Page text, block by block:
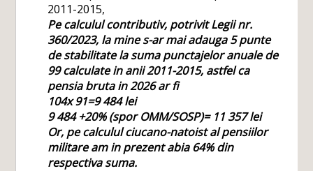
2011-2015,
Pe calculul contributiv, potrivit Legii nr.
360/2023, la mine s-ar mai adauga 5 punte
de stabilitate la suma punctajelor anuale de
99 calculate in anii 2011-2015, astfel ca
pensia bruta in 2026 ar fi
104x 91=9 484 lei
9 484 +20% (spor OMM/SOSP)= 11 357 lei
Or, pe calculul ciucano-natoist al pensiilor
militare am in prezent abia 64% din
respectiva suma.